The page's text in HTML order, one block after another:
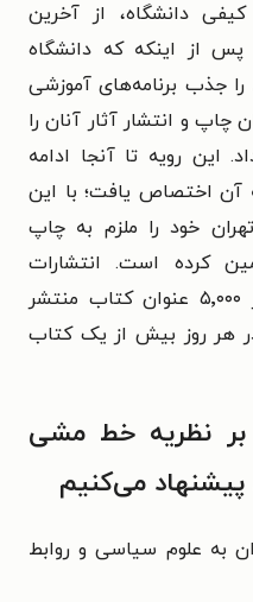
دانشگاه، از آخرین
پس از اینکه که دانشگاه
جذب برنامه‌های آموزشی
چاپ و انتشار آثار آنان را
این رویه تا آنجا ادامه
آن اختصاص یافت؛ با این
خود را ملزم به چاپ
کرده است. انتشارات
دانشگاه تهران تاکنون بیش از ۵٬۰۰۰ عنوان کتاب منتشر
هر روز بیش از یک کتاب
بر نظریه خط مشی
می‌کنیم
به علوم سیاسی و روابط‌